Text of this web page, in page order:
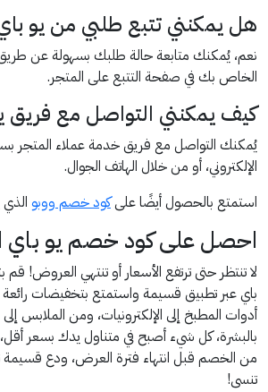
هل يمكنني تتبع طلبي من يو
نعم، يُمكنك متابعة حالة طلبك بسهولة عن
الخاص بك في صفحة التتبع على المتجر.
كيف يمكنني التواصل مع فريق
يُمكنك التواصل مع فريق خدمة عملاء المتجر
الإلكتروني، أو من خلال الهاتف الجوال.
استمتع بالحصول أيضًا علىكود خصم ووبو الذي
احصل على كود خصم يو باي
لا تنتظر حتى ترتفع الأسعار أو تنتهي العروض!
باي عبر تطبيق قسيمة واستمتع بتخفيضات
أدوات المطبخ إلى الإلكترونيات، ومن الملابس
بالبشرة، كل شيء أصبح في متناول يدك بسعر
من الخصم قبل انتهاء فترة العرض، ودع
تنسى!